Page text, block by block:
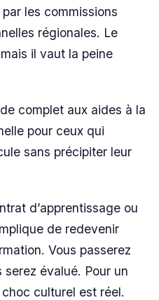
les commissions
régionales. Le
il vaut la peine
complet aux aides à la
pour ceux qui
sans précipiter leur
d’apprentissage ou
de redevenir
Vous passerez
évalué. Pour un
culturel est réel.